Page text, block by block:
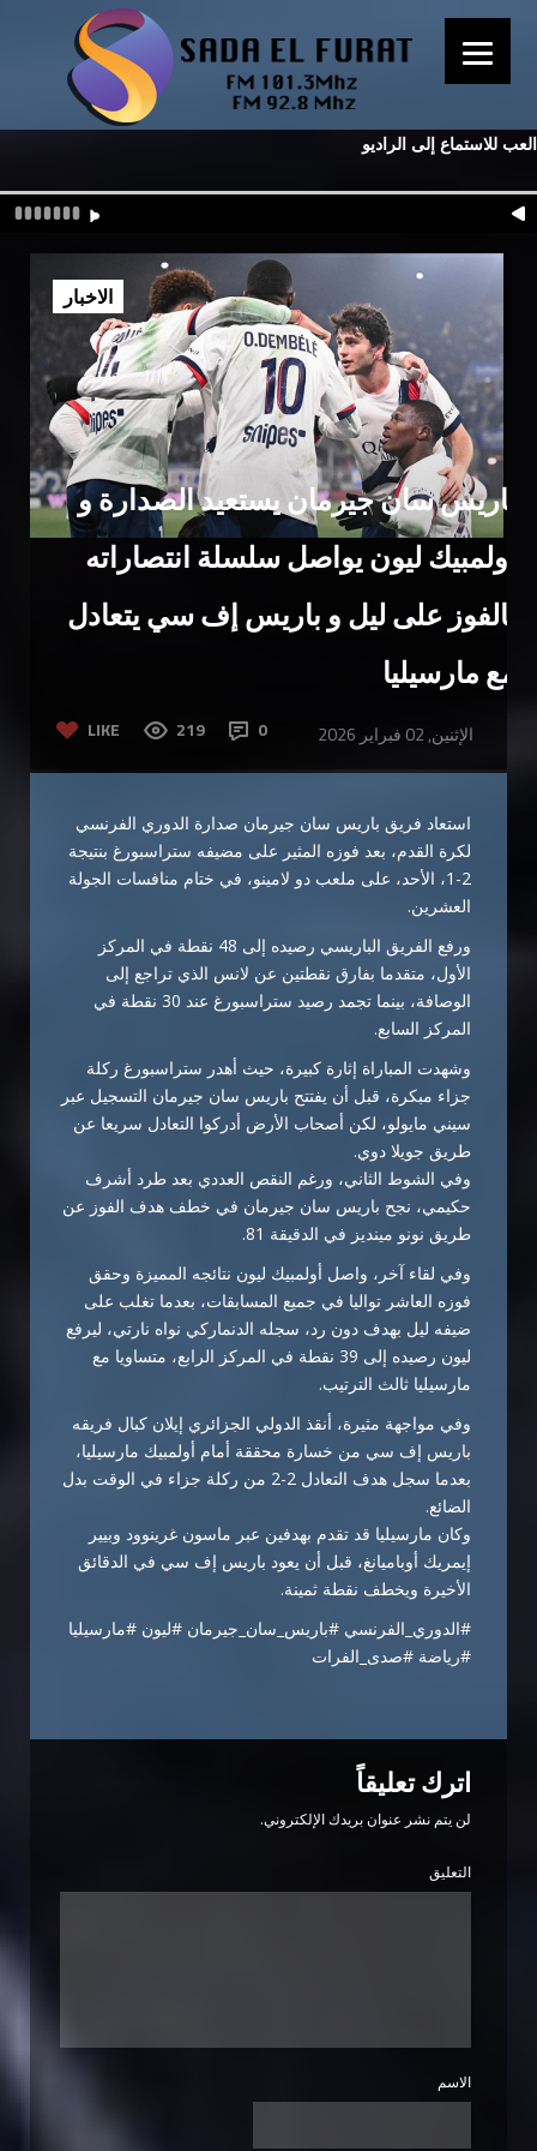
العب للاستماع إلى الراديو
باريس سان جيرمان يستعيد الصدارة و
أولمبيك ليون يواصل سلسلة انتصاراته
بالفوز على ليل و باريس إف سي يتعادل
مع مارسيليا
LIKE 219 0 الإثنين, 02 فبراير 2026
الاخبار
استعاد فريق باريس سان جيرمان صدارة الدوري الفرنسي
لكرة القدم، بعد فوزه المثير على مضيفه ستراسبورغ بنتيجة
2-1، الأحد، على ملعب دو لامينو، في ختام منافسات الجولة
العشرين.
ورفع الفريق الباريسي رصيده إلى 48 نقطة في المركز
الأول، متقدما بفارق نقطتين عن لانس الذي تراجع إلى
الوصافة، بينما تجمد رصيد ستراسبورغ عند 30 نقطة في
المركز السابع.
وشهدت المباراة إثارة كبيرة، حيث أهدر ستراسبورغ ركلة
جزاء مبكرة، قبل أن يفتتح باريس سان جيرمان التسجيل عبر
سيني مايولو، لكن أصحاب الأرض أدركوا التعادل سريعا عن
طريق جويلا دوي.
وفي الشوط الثاني، ورغم النقص العددي بعد طرد أشرف
حكيمي، نجح باريس سان جيرمان في خطف هدف الفوز عن
طريق نونو مينديز في الدقيقة 81.
وفي لقاء آخر، واصل أولمبيك ليون نتائجه المميزة وحقق
فوزه العاشر تواليا في جميع المسابقات، بعدما تغلب على
ضيفه ليل بهدف دون رد، سجله الدنماركي نواه نارتي، ليرفع
ليون رصيده إلى 39 نقطة في المركز الرابع، متساويا مع
مارسيليا ثالث الترتيب.
وفي مواجهة مثيرة، أنقذ الدولي الجزائري إيلان كبال فريقه
باريس إف سي من خسارة محققة أمام أولمبيك مارسيليا،
بعدما سجل هدف التعادل 2-2 من ركلة جزاء في الوقت بدل
الضائع.
وكان مارسيليا قد تقدم بهدفين عبر ماسون غرينوود وبيير
إيمريك أوباميانغ، قبل أن يعود باريس إف سي في الدقائق
الأخيرة ويخطف نقطة ثمينة.
#الدوري_الفرنسي #باريس_سان_جيرمان #ليون #مارسيليا
#رياضة #صدى_الفرات
اترك تعليقاً
لن يتم نشر عنوان بريدك الإلكتروني.
التعليق
الاسم